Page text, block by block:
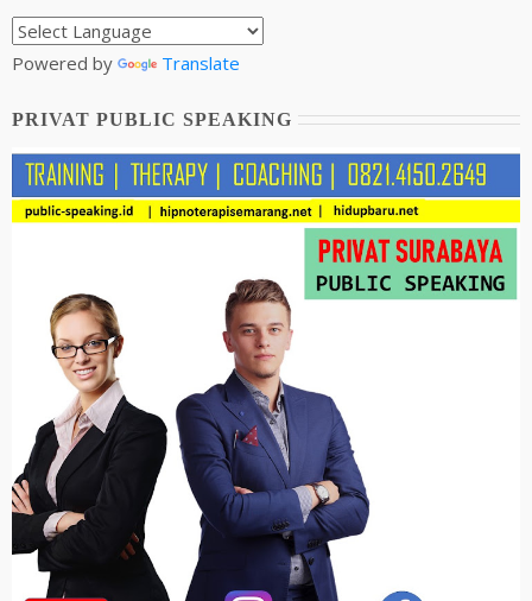
Powered by Translate
PRIVAT PUBLIC SPEAKING